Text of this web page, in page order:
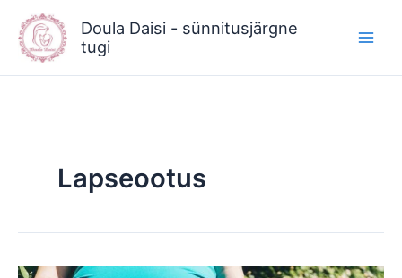
content
Doula Daisi - sünnitusjärgne
tugi
Lapseootus